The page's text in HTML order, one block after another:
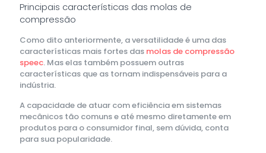
Principais características das molas de
compressão
Como dito anteriormente, a versatilidade é uma das
características mais fortes das molas de compressão
speec. Mas elas também possuem outras
características que as tornam indispensáveis para a
indústria.
A capacidade de atuar com eficiência em sistemas
mecânicos tão comuns e até mesmo diretamente em
produtos para o consumidor final, sem dúvida, conta
para sua popularidade.